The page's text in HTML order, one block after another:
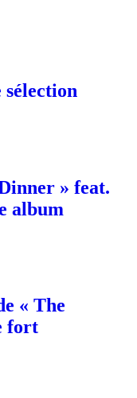
sélection
» feat.
album
« The
fort